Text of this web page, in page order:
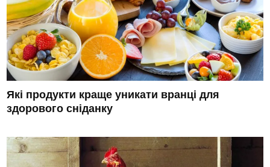
Які продукти краще уникати вранці для
здорового сніданку